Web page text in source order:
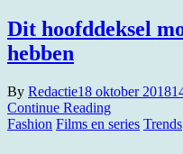
Dit hoofddeksel
hebben
By Redactie18 oktober 2018
Continue Reading
Fashion Films en series Trends